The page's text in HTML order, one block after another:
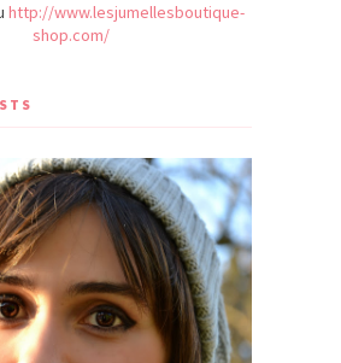
http://www.lesjumellesboutique-
shop.com/